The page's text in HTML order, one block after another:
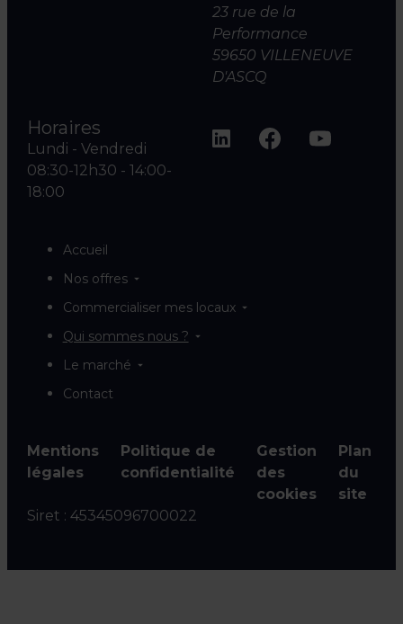
23 rue de la
Performance
59650 VILLENEUVE
D'ASCQ
Horaires
Lundi - Vendredi
08:30-12h30 - 14:00-
18:00
Accueil
Nos offres
Commercialiser mes locaux
Qui sommes nous ?
Le marché
Contact
Mentions
légales
Politique de
confidentialité
Gestion
des
cookies
Plan
du
site
Siret : 45345096700022